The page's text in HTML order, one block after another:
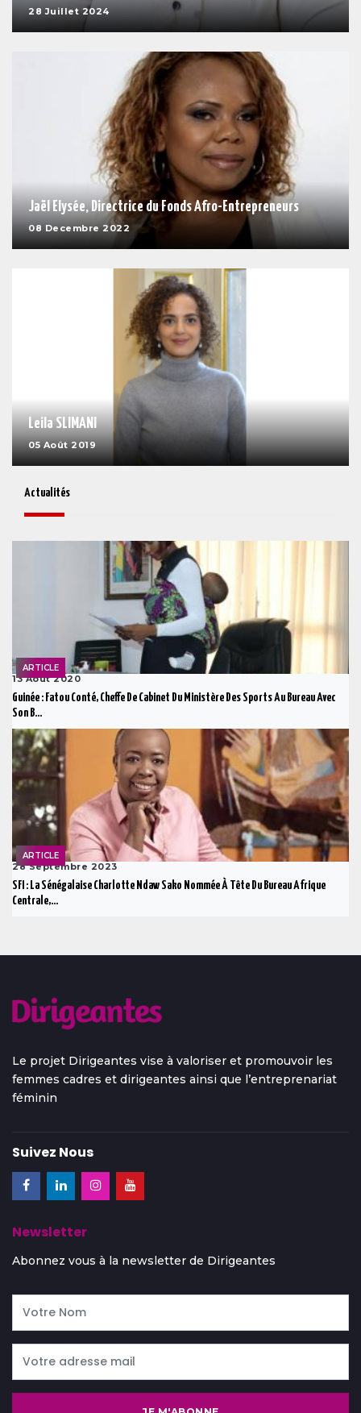
28 Juillet 2024
Jaël Elysée, Directrice du Fonds Afro-Entrepreneurs
08 Decembre 2022
Leila SLIMANI
05 Août 2019
Actualités
ARTICLE
13 Août 2020
Guinée : Fatou Conté, Cheffe De Cabinet Du Ministère Des Sports Au Bureau Avec
Son B...
ARTICLE
28 Septembre 2023
SFI : La Sénégalaise Charlotte Ndaw Sako Nommée À Tête Du Bureau Afrique
Centrale,...
Le projet Dirigeantes vise à valoriser et promouvoir les
femmes cadres et dirigeantes ainsi que l’entreprenariat
féminin
Suivez Nous
Newsletter
Abonnez vous à la newsletter de Dirigeantes